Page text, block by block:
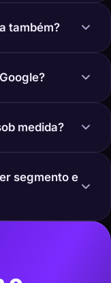
também?
medida?
segmento e